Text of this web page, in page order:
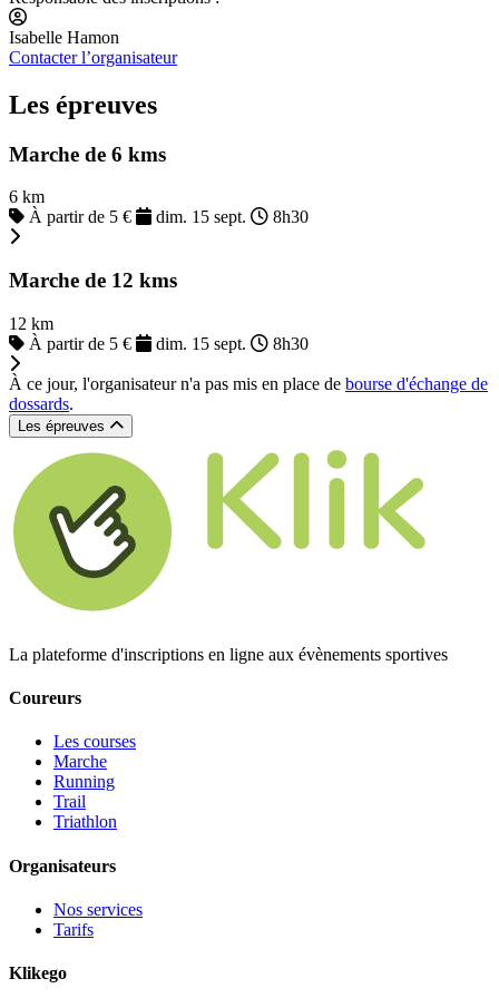
Isabelle Hamon
Contacter l’organisateur
Les épreuves
Marche de 6 kms
6 km
À partir de 5 €
dim. 15 sept. 8h30
Marche de 12 kms
12 km
À partir de 5 €
dim. 15 sept. 8h30
À ce jour, l'organisateur n'a pas mis en place de bourse d'échange de
dossards.
Les épreuves
La plateforme d'inscriptions en ligne aux évènements sportives
Coureurs
Les courses
Marche
Running
Trail
Triathlon
Organisateurs
Nos services
Tarifs
Klikego